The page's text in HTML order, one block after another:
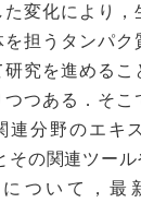
変化により，
を担うタンパ
究を進めるこ
つつある．そ
連分野のエキ
その関連ツー
ついて，最